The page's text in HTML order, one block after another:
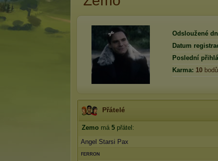
Odsloužené
Datum
Poslední
Karma: 10 bodů
Přátelé
Zemo má 5 přátel:
Angel Starsi Pax
ꜰᴇʀʀoɴ